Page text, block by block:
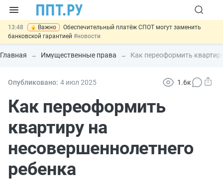
13:48 Важно
Обеспечительный платёж СПОТ могут заменить
банковской гарантией #новости
12:17 Защита от сталкинга: доработанный законопроект направлен в
Правительство#новости
10:09 Риск атак БПЛА можно учитывать при оценке профрисков
14:21
На оплату эвакуации автомобиля предложили давать скидку
#новости
Главная Имущественные права Как переоформить
Опубликовано: 4 июл 2025 1.6к
Как переоформить
квартиру на
несовершеннолетнего
ребенка